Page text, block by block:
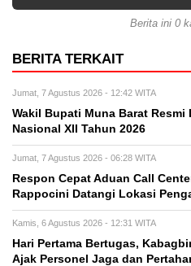
Berita ini 0
BERITA TERKAIT
Jumat, 7 Agustus 2026 - 12:42 WITA
Wakil Bupati Muna Barat
Nasional XII Tahun 2026
Jumat, 7 Agustus 2026 - 06:28 WITA
Respon Cepat Aduan Call
Rappocini Datangi Lokasi
Kamis, 6 Agustus 2026 - 12:31 WITA
Hari Pertama Bertugas,
Ajak Personel Jaga dan